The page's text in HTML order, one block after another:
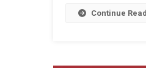
Continue